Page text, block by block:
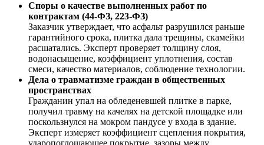
Споры о качестве выполненных работ по
контрактам (44-ФЗ, 223-ФЗ)
Заказчик утверждает, что асфальт разрушился раньше
гарантийного срока, плитка дала трещины, скамейки
расшатались. Эксперт проверяет толщину слоя,
водонасыщение, коэффициент уплотнения, состав
смеси, качество материалов, соблюдение технологии.
Дела о травматизме граждан в общественных
пространствах
Гражданин упал на обледеневшей плитке в парке,
получил травму на качелях на детской площадке или
поскользнулся на мокром пандусе у входа в здание.
Эксперт измеряет коэффициент сцепления покрытия,